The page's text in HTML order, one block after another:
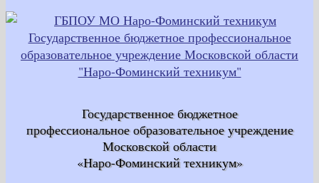
Государственное бюджетное
профессиональное образовательное учреждение
Московской области
«Наро-Фоминский техникум»